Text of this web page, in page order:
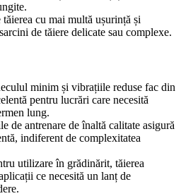
tăierea cu mai multă ușurință și
de tăiere delicate sau complexe.
minim și vibrațiile reduse fac din
pentru lucrări care necesită
lung.
de antrenare de înaltă calitate asigură
indiferent de complexitatea
utilizare în grădinărit, tăierea
ce necesită un lanț de